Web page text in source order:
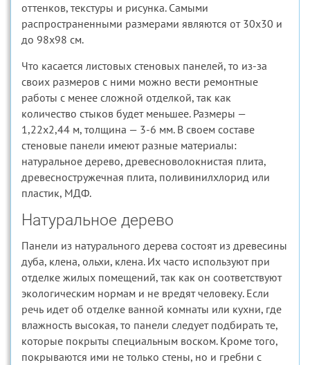
оттенков, текстуры и рисунка. Самыми
распространенными размерами являются от 30х30 и
до 98х98 см.
Что касается листовых стеновых панелей, то из-за
своих размеров с ними можно вести ремонтные
работы с менее сложной отделкой, так как
количество стыков будет меньшее. Размеры —
1,22х2,44 м, толщина — 3-6 мм. В своем составе
стеновые панели имеют разные материалы:
натуральное дерево, древесноволокнистая плита,
древесностружечная плита, поливинилхлорид или
пластик, МДФ.
Натуральное дерево
Панели из натурального дерева состоят из древесины
дуба, клена, ольхи, клена. Их часто используют при
отделке жилых помещений, так как он соответствуют
экологическим нормам и не вредят человеку. Если
речь идет об отделке ванной комнаты или кухни, где
влажность высокая, то панели следует подбирать те,
которые покрыты специальным воском. Кроме того,
покрываются ими не только стены, но и гребни с